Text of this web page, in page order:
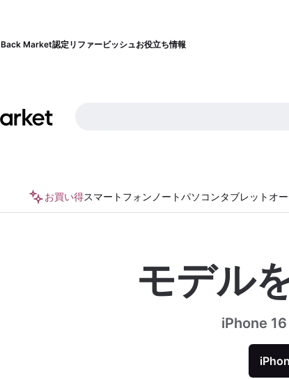
Back Market認定リファービッシュお役立ち情報
お買い得スマートフォン ノートパソコンタブレット オ
モデル
iPhone